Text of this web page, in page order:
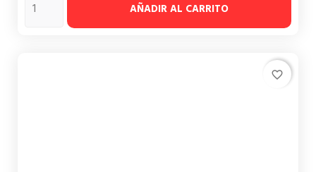
AÑADIR AL CARRITO
favorite_border